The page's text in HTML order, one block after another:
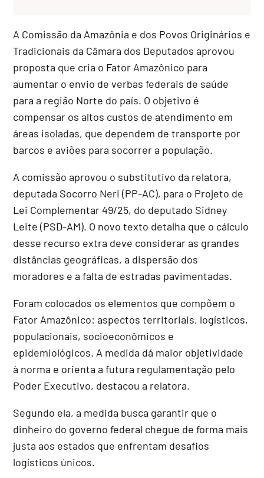
A Comissão da Amazônia e dos Povos Originários e
Tradicionais da Câmara dos Deputados aprovou
proposta que cria o Fator Amazônico para
aumentar o envio de verbas federais de saúde
para a região Norte do país. O objetivo é
compensar os altos custos de atendimento em
áreas isoladas, que dependem de transporte por
barcos e aviões para socorrer a população.
A comissão aprovou o substitutivo da relatora,
deputada Socorro Neri (PP-AC), para o Projeto de
Lei Complementar 49/25, do deputado Sidney
Leite (PSD-AM). O novo texto detalha que o cálculo
desse recurso extra deve considerar as grandes
distâncias geográficas, a dispersão dos
moradores e a falta de estradas pavimentadas.
Foram colocados os elementos que compõem o
Fator Amazônico: aspectos territoriais, logísticos,
populacionais, socioeconômicos e
epidemiológicos. A medida dá maior objetividade
à norma e orienta a futura regulamentação pelo
Poder Executivo, destacou a relatora.
Segundo ela, a medida busca garantir que o
dinheiro do governo federal chegue de forma mais
justa aos estados que enfrentam desafios
logísticos únicos.